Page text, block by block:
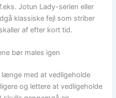
Jotun Lady-serien eller
klassiske fejl som striber
af efter kort tid.
bør males igen
med at vedligeholde
og lettere at vedligeholde